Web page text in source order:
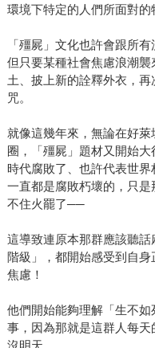
環境下特定的人們所面對的
「殭屍」文化也許會跟所
但只要某種社會焦慮浪潮
土、披上新的詮釋外衣，
咒。
就像這幾年來，無論在好
圈，「殭屍」題材又開始
時代腐敗了、也許代表世
一直都是腐敗朽壞的，只
不住火罷了──
這導致連原本那群應該聽
階級」，都開始感受到自
焦慮！
他們開始能夠理解「生不
事，因為那就是這群人每天
沒明天。